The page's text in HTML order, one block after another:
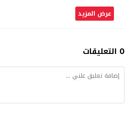
عرض المزيد
0 التعليقات